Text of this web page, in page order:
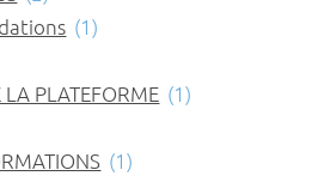
(1)
LA PLATEFORME (1)
(1)